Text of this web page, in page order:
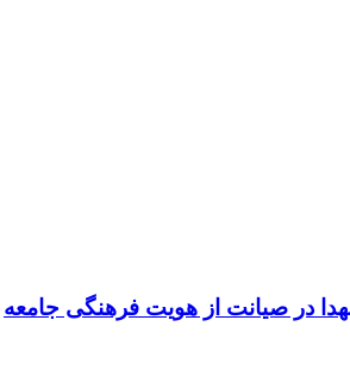
در صیانت از هویت فرهنگی جامعه